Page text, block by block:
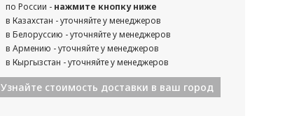
по России - нажмите кнопку ниже
в Казахстан - уточняйте у менеджеров
в Белоруссию - уточняйте у менеджеров
в Армению - уточняйте у менеджеров
в Кыргызстан - уточняйте у менеджеров
Узнайте стоимость доставки в ваш город